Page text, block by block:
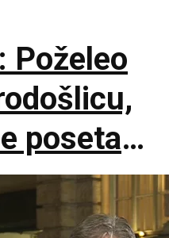
Poželeo
poseta